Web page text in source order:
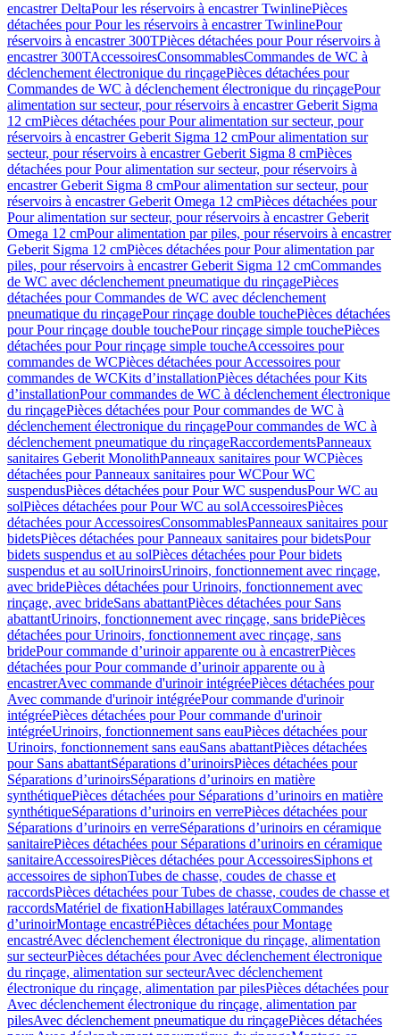
encastrer DeltaPour les réservoirs à encastrer TwinlinePièces
détachées pour Pour les réservoirs à encastrer TwinlinePour
réservoirs à encastrer 300TPièces détachées pour Pour réservoirs à
encastrer 300TAccessoiresConsommablesCommandes de WC à
déclenchement électronique du rinçagePièces détachées pour
Commandes de WC à déclenchement électronique du rinçagePour
alimentation sur secteur, pour réservoirs à encastrer Geberit Sigma
12 cmPièces détachées pour Pour alimentation sur secteur, pour
réservoirs à encastrer Geberit Sigma 12 cmPour alimentation sur
secteur, pour réservoirs à encastrer Geberit Sigma 8 cmPièces
détachées pour Pour alimentation sur secteur, pour réservoirs à
encastrer Geberit Sigma 8 cmPour alimentation sur secteur, pour
réservoirs à encastrer Geberit Omega 12 cmPièces détachées pour
Pour alimentation sur secteur, pour réservoirs à encastrer Geberit
Omega 12 cmPour alimentation par piles, pour réservoirs à encastrer
Geberit Sigma 12 cmPièces détachées pour Pour alimentation par
piles, pour réservoirs à encastrer Geberit Sigma 12 cmCommandes
de WC avec déclenchement pneumatique du rinçagePièces
détachées pour Commandes de WC avec déclenchement
pneumatique du rinçagePour rinçage double touchePièces détachées
pour Pour rinçage double touchePour rinçage simple touchePièces
détachées pour Pour rinçage simple toucheAccessoires pour
commandes de WCPièces détachées pour Accessoires pour
commandes de WCKits d’installationPièces détachées pour Kits
d’installationPour commandes de WC à déclenchement électronique
du rinçagePièces détachées pour Pour commandes de WC à
déclenchement électronique du rinçagePour commandes de WC à
déclenchement pneumatique du rinçageRaccordementsPanneaux
sanitaires Geberit MonolithPanneaux sanitaires pour WCPièces
détachées pour Panneaux sanitaires pour WCPour WC
suspendusPièces détachées pour Pour WC suspendusPour WC au
solPièces détachées pour Pour WC au solAccessoiresPièces
détachées pour AccessoiresConsommablesPanneaux sanitaires pour
bidetsPièces détachées pour Panneaux sanitaires pour bidetsPour
bidets suspendus et au solPièces détachées pour Pour bidets
suspendus et au solUrinoirsUrinoirs, fonctionnement avec rinçage,
avec bridePièces détachées pour Urinoirs, fonctionnement avec
rinçage, avec brideSans abattantPièces détachées pour Sans
abattantUrinoirs, fonctionnement avec rinçage, sans bridePièces
détachées pour Urinoirs, fonctionnement avec rinçage, sans
bridePour commande d’urinoir apparente ou à encastrerPièces
détachées pour Pour commande d’urinoir apparente ou à
encastrerAvec commande d'urinoir intégréePièces détachées pour
Avec commande d'urinoir intégréePour commande d'urinoir
intégréePièces détachées pour Pour commande d'urinoir
intégréeUrinoirs, fonctionnement sans eauPièces détachées pour
Urinoirs, fonctionnement sans eauSans abattantPièces détachées
pour Sans abattantSéparations d’urinoirsPièces détachées pour
Séparations d’urinoirsSéparations d’urinoirs en matière
synthétiquePièces détachées pour Séparations d’urinoirs en matière
synthétiqueSéparations d’urinoirs en verrePièces détachées pour
Séparations d’urinoirs en verreSéparations d’urinoirs en céramique
sanitairePièces détachées pour Séparations d’urinoirs en céramique
sanitaireAccessoiresPièces détachées pour AccessoiresSiphons et
accessoires de siphonTubes de chasse, coudes de chasse et
raccordsPièces détachées pour Tubes de chasse, coudes de chasse et
raccordsMatériel de fixationHabillages latérauxCommandes
dʼurinoirMontage encastréPièces détachées pour Montage
encastréAvec déclenchement électronique du rinçage, alimentation
sur secteurPièces détachées pour Avec déclenchement électronique
du rinçage, alimentation sur secteurAvec déclenchement
électronique du rinçage, alimentation par pilesPièces détachées pour
Avec déclenchement électronique du rinçage, alimentation par
pilesAvec déclenchement pneumatique du rinçagePièces détachées